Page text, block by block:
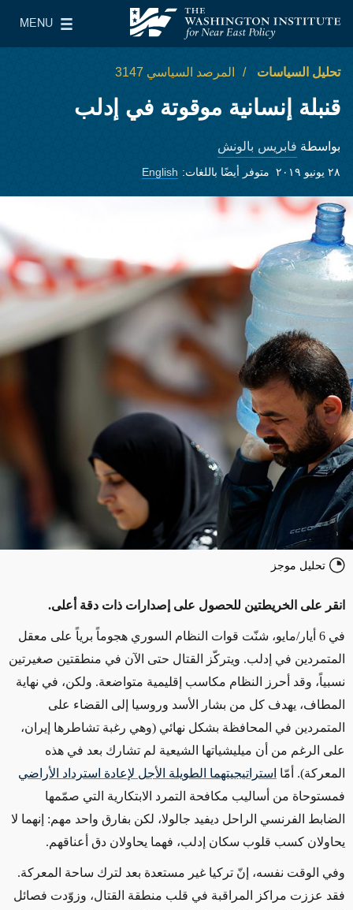
معهد واشنطن لسياسات الشرق الأدنى
MENU
Main Menu
تحليل السياسات المرصد السياسي 3147
قنبلة إنسانية موقوتة في إدلب
بواسطة فابريس بالونش
٢٨ يونيو ٢٠١٩ متوفر أيضًا باللغات: English
تحليل موجز
انقر على الخريطتين للحصول على إصدارات ذات دقة أعلى.
في 6 أيار/مايو، شنّت قوات النظام السوري هجوماً برياً على معقل
المتمردين في إدلب. ويتركّز القتال حتى الآن في منطقتين صغيرتين
نسبياً، وقد أحرز النظام مكاسب إقليمية متواضعة. ولكن، في نهاية
المطاف، يهدف كل من بشار الأسد وروسيا إلى القضاء على
المتمردين في المحافظة بشكل نهائي (وهي رغبة تشاطرها إيران،
على الرغم من أن ميليشياتها الشيعية لم تشارك بعد في هذه
المعركة). أمّا استراتيجيتهما الطويلة الأجل لإعادة استرداد الأراضي
فمستوحاة من أساليب مكافحة التمرد الابتكارية التي صمّمها
الضابط الفرنسي الراحل ديفيد جالولا، لكن بفارق واحد مهم: إنهما لا
يحاولان كسب قلوب سكان إدلب، فهما يحاولان دق أعناقهم.
وفي الوقت نفسه، إنّ تركيا غير مستعدة بعد لترك ساحة المعركة.
فقد عززت مراكز المراقبة في قلب منطقة القتال، وزوّدت فصائل